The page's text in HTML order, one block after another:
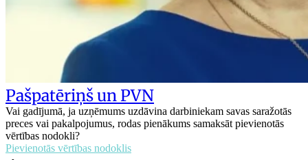
Pašpatēriņš un PVN
Vai gadījumā, ja uzņēmums uzdāvina darbiniekam savas saražotās
preces vai pakalpojumus, rodas pienākums samaksāt pievienotās
vērtības nodokli?
Pievienotās vērtības nodoklis